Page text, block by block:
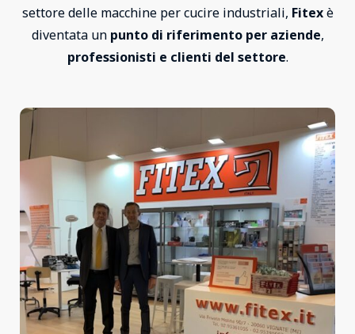
settore delle macchine per cucire industriali, Fitexè
diventata un punto di riferimento per aziende,
professionisti e clienti del settore.